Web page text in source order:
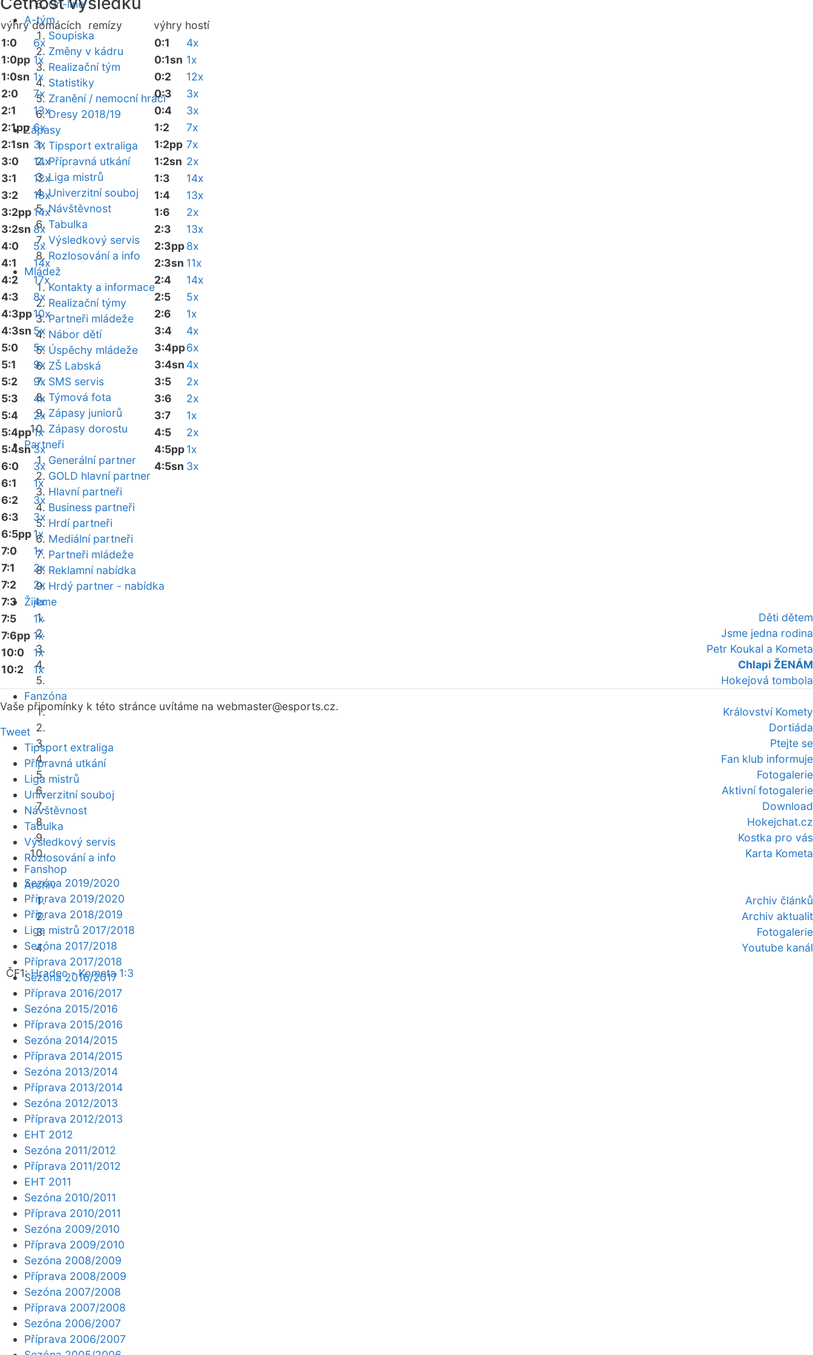
On-line
A-tým
Soupiska
Změny v kádru
Realizační tým
Statistiky
Zranění / nemocní hráči
Dresy 2018/19
Zápasy
Tipsport extraliga
Přípravná utkání
Liga mistrů
Univerzitní souboj
Návštěvnost
Tabulka
Výsledkový servis
Rozlosování a info
Mládež
Kontakty a informace
Realizační týmy
Partneři mládeže
Nábor dětí
Úspěchy mládeže
ZŠ Labská
SMS servis
Týmová fota
Zápasy juniorů
Zápasy dorostu
Partneři
Generální partner
GOLD hlavní partner
Hlavní partneři
Business partneři
Hrdí partneři
Mediální partneři
Partneři mládeže
Reklamní nabídka
Hrdý partner - nabídka
Žijeme
Děti dětem
Jsme jedna rodina
Petr Koukal a Kometa
Chlapi ŽENÁM
Hokejová tombola
Fanzóna
Království Komety
Dortiáda
Ptejte se
Fan klub informuje
Fotogalerie
Aktivní fotogalerie
Download
Hokejchat.cz
Kostka pro vás
Karta Kometa
Fanshop
Archiv
Archiv článků
Archiv aktualit
Fotogalerie
Youtube kanál
ČF1:Hradec - Kometa 1:3
výhry domácích remízy výhry hostí
1:0
6x
1:0pp 1x
1:0sn 1x
2:0
7x
2:1
13x
2:1pp 6x
2:1sn 3x
3:0
14x
3:1
12x
3:2
18x
3:2pp14x
3:2sn 8x
4:0
5x
4:1
14x
4:2
17x
4:3
8x
4:3pp10x
4:3sn 5x
5:0
5x
5:1
9x
5:2
9x
5:3
4x
5:4
2x
5:4pp1x
5:4sn 3x
6:0
3x
6:1
1x
6:2
3x
6:3
3x
6:5pp1x
7:0
1x
7:1
2x
7:2
2x
7:3
4x
7:5
1x
7:6pp 1x
10:0
1x
10:2
1x
0:1
4x
0:1sn 1x
0:2
12x
0:3
3x
0:4
3x
1:2
7x
1:2pp 7x
1:2sn 2x
1:3
14x
1:4
13x
1:6
2x
2:3
13x
2:3pp8x
2:3sn 11x
2:4
14x
2:5
5x
2:6
1x
3:4
4x
3:4pp6x
3:4sn 4x
3:5
2x
3:6
2x
3:7
1x
4:5
2x
4:5pp1x
4:5sn 3x
Vaše připomínky k této stránce uvítáme na webmaster@esports.cz.
Tweet
Tipsport extraliga
Přípravná utkání
Liga mistrů
Univerzitní souboj
Návštěvnost
Tabulka
Výsledkový servis
Rozlosování a info
Sezóna 2019/2020
Příprava 2019/2020
Příprava 2018/2019
Liga mistrů 2017/2018
Sezóna 2017/2018
Příprava 2017/2018
Sezóna 2016/2017
Příprava 2016/2017
Sezóna 2015/2016
Příprava 2015/2016
Sezóna 2014/2015
Příprava 2014/2015
Sezóna 2013/2014
Příprava 2013/2014
Sezóna 2012/2013
Příprava 2012/2013
EHT 2012
Sezóna 2011/2012
Příprava 2011/2012
EHT 2011
Sezóna 2010/2011
Příprava 2010/2011
Sezóna 2009/2010
Příprava 2009/2010
Sezóna 2008/2009
Příprava 2008/2009
Sezóna 2007/2008
Příprava 2007/2008
Sezóna 2006/2007
Příprava 2006/2007